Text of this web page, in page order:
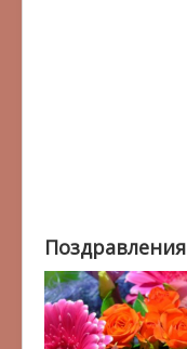
Поздравления